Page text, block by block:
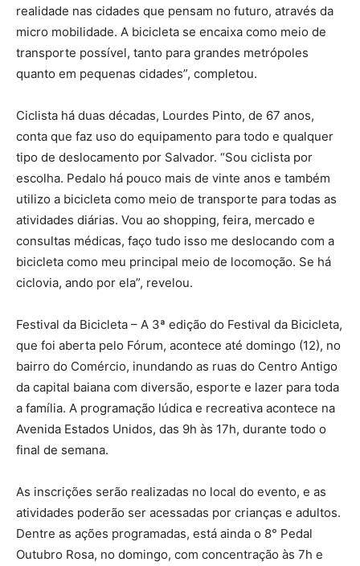
realidade nas cidades que pensam no futuro, através da
micro mobilidade. A bicicleta se encaixa como meio de
transporte possível, tanto para grandes metrópoles
quanto em pequenas cidades”, completou.
Ciclista há duas décadas, Lourdes Pinto, de 67 anos,
conta que faz uso do equipamento para todo e qualquer
tipo de deslocamento por Salvador. “Sou ciclista por
escolha. Pedalo há pouco mais de vinte anos e também
utilizo a bicicleta como meio de transporte para todas as
atividades diárias. Vou ao shopping, feira, mercado e
consultas médicas, faço tudo isso me deslocando com a
bicicleta como meu principal meio de locomoção. Se há
ciclovia, ando por ela”, revelou.
Festival da Bicicleta – A 3ª edição do Festival da Bicicleta,
que foi aberta pelo Fórum, acontece até domingo (12), no
bairro do Comércio, inundando as ruas do Centro Antigo
da capital baiana com diversão, esporte e lazer para toda
a família. A programação lúdica e recreativa acontece na
Avenida Estados Unidos, das 9h às 17h, durante todo o
final de semana.
As inscrições serão realizadas no local do evento, e as
atividades poderão ser acessadas por crianças e adultos.
Dentre as ações programadas, está ainda o 8° Pedal
Outubro Rosa, no domingo, com concentração às 7h e